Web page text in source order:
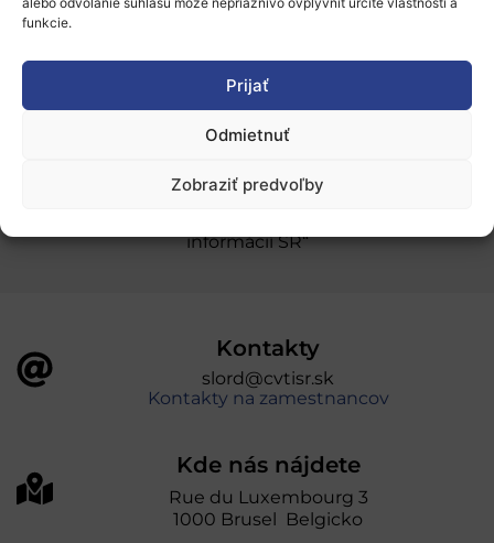
funkcie.
Prijať
Odmietnuť
Zobraziť predvoľby
Ochrana osobných údajov
úniou v rámci Programu Slovensko. Portál
informácií SR“
Kontakty
slord@cvtisr.sk
Kontakty na zamestnancov
Kde nás nájdete
Rue du Luxembourg 3
1000 Brusel Belgicko